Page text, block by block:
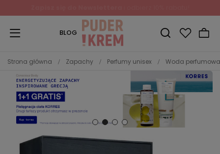
BLOG
Strona główna Zapachy Perfumy unisex Woda